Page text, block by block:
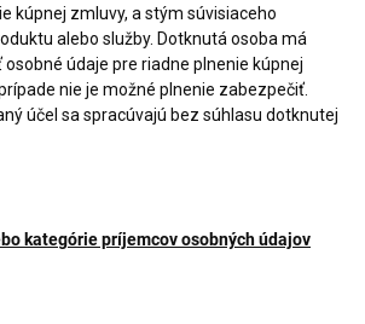
kúpnej zmluvy, a stým súvisiaceho
alebo služby. Dotknutá osoba má
údaje pre riadne plnenie kúpnej
nie je možné plnenie zabezpečiť.
účel sa spracúvajú bez súhlasu dotknutej
kategórie príjemcov osobných údajov